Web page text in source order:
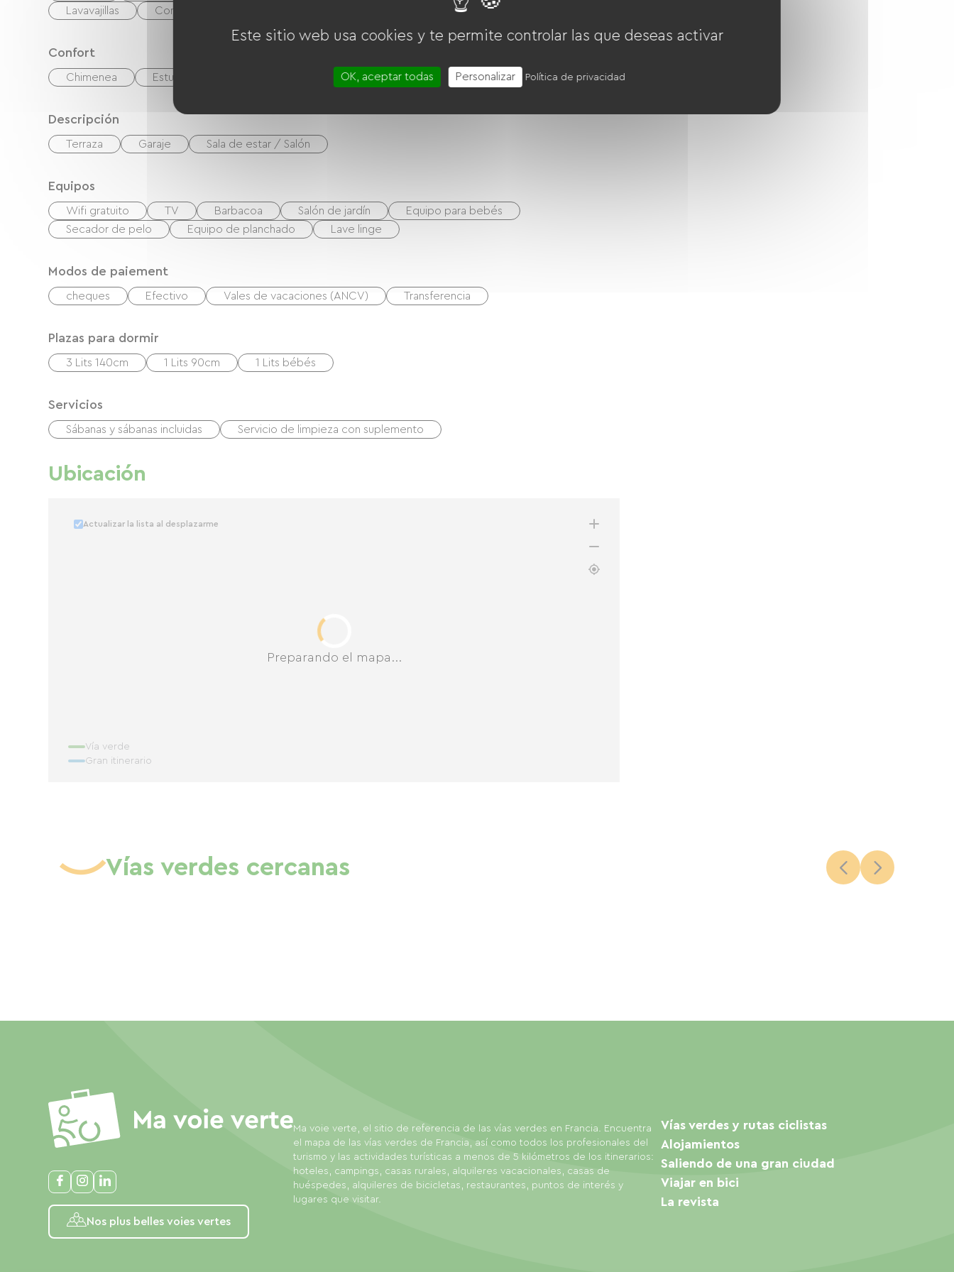
Lavavajillas
Congélateur
Confort
Chimenea Estufa de leña
Descripción
Terraza Garaje Sala de estar / Salón
Equipos
Wifi gratuito TV Barbacoa Salón de jardín
Equipo para bebés
Secador de pelo
Equipo de planchado Lave linge
Modos de paiement
cheques Efectivo Vales de vacaciones (ANCV) Transferencia
Plazas para dormir
3 Lits 140cm 1 Lits 90cm 1 Lits bébés
Servicios
Sábanas y sábanas incluidas Servicio de limpieza con suplemento
Ubicación
Preparando el mapa...
Actualizar la lista al desplazarme
Vía verde
Gran itinerario
Vías verdes cercanas
Nos plus belles voies vertes
Ma voie verte, el sitio de referencia de las vías verdes en Francia. Encuentra
el mapa de las vías verdes de Francia, así como todos los profesionales del
turismo y las actividades turísticas a menos de 5 kilómetros de los itinerarios:
hoteles, campings, casas rurales, alquileres vacacionales, casas de
huéspedes, alquileres de bicicletas, restaurantes, puntos de interés y
lugares que visitar.
Vías verdes y rutas ciclistas
Alojamientos
Saliendo de una gran ciudad
Viajar en bici
La revista
Este sitio web usa cookies y te permite controlar las que deseas activar
OK, aceptar todas Personalizar Política de privacidad